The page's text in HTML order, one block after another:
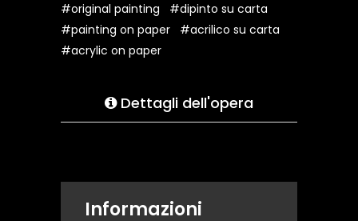
#original painting
#dipinto su carta
#painting on paper
#acrilico su carta
#acrylic on paper
Dettagli dell'opera
Informazioni